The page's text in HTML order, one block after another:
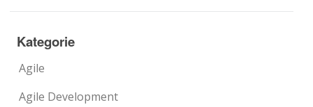
Kategorie
Agile
Agile Development